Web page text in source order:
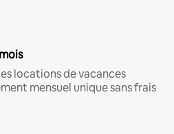
locations de vacances
mensuel unique sans frais